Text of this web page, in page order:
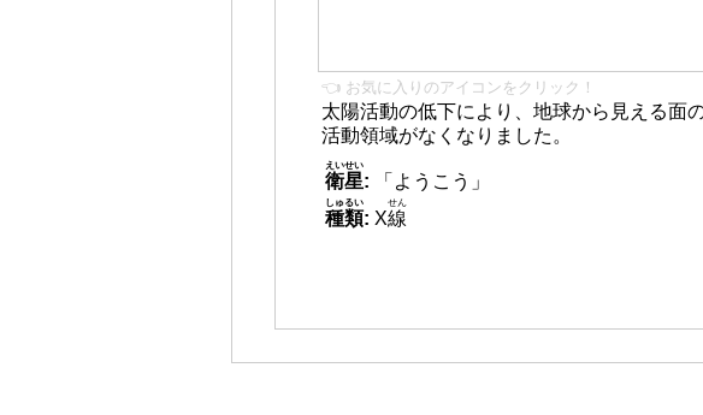
👈 お気に入りのアイコンをクリック！
太陽活動の低下により、地球から見える面
活動領域がなくなりました。
衛星
えいせい
:
「ようこう」
種類
しゅるい
: X線
せん